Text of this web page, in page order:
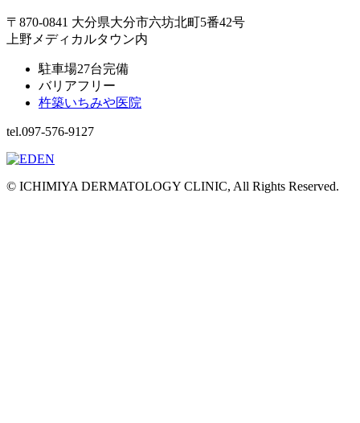
〒870-0841 大分県大分市六坊北町5番42号
上野メディカルタウン内
駐車場27台完備
バリアフリー
杵築いちみや医院
tel.097-576-9127
© ICHIMIYA DERMATOLOGY CLINIC, All Rights Reserved.